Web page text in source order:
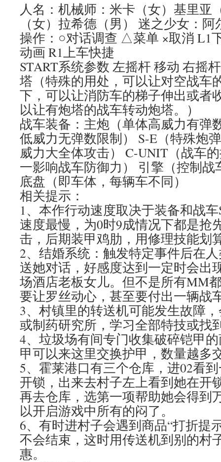
人名：机械师：米卡（女）基里亚
（女）拉希德（男） 迷之少女：阿
操作：○对话调查 △菜单 ×取消 L1
动画 R1上车快捷
START系统参数 左摇杆 移动 右摇
塔（特殊的用处，可以让对空战车
下，可以让消防车的梯子伸出或者
以让有炮塔的战车转动炮塔。）
战车装备：主炮（单体高威力有弹
低威力无弹数限制） S-E（特殊炮
威力大全体攻击） C-UNIT（战车
一影响战车防御力） 引擎（控制
底盘（即车体，每辆车不同）
相关提示：
1、本作行动速度取决于装备和战车
速度最慢，为0时9成情况下都是抢
击，后期装甲鸡肋，用修理技能划
2、结婚系统：触发特定事件后在
送她对话，好感度达到一定时会出
场酒店老板女儿。但不是所有MM
要让罗丝动心，甚至要付出一辆战
3、村镇里的转送机可能发生故障
或制药研究所，学习全部特技或找
4、垃圾场有间专门收集破碎铠甲
甲可以来这里交换护甲，数量越多
5、霍莱港口有三个仓库，进02看
开锁，出来去村子左上看到她在开
再去仓库，选第一项帮助她会得到
以开启游戏中所有的闷了。
6、有时进村子会遇到商品“打折提
不会结束，这时用传送机到别的村
惠。